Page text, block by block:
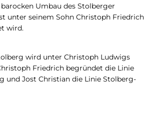
Umbau des Stolberger
unter seinem Sohn Christoph Friedrich
wird.
wird unter Christoph Ludwigs
Friedrich begründet die Linie
und Jost Christian die Linie Stolberg-